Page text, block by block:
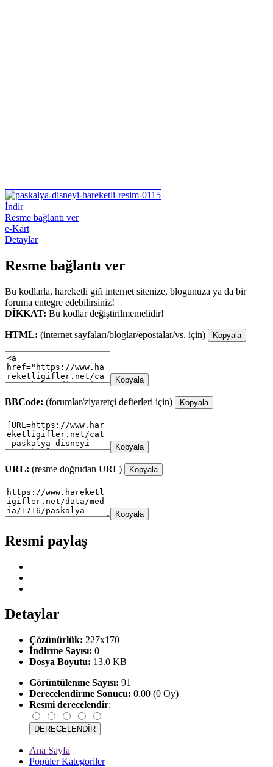
İndir
Resme bağlantı ver
e-Kart
Detaylar
Resme bağlantı ver
Bu kodlarla, hareketli gifi internet sitenize, blogunuza ya da bir
foruma entegre edebilirsiniz!
DİKKAT: Bu kodlar değiştirilmemelidir!
HTML: (internet sayfaları/bloglar/epostalar/vs. için) Kopyala
Kopyala
BBCode: (forumlar/ziyaretçi defterleri için) Kopyala
Kopyala
URL: (resme doğrudan URL) Kopyala
Kopyala
Resmi paylaş
Detaylar
Çözünürlük: 227x170
İndirme Sayısı: 0
Dosya Boyutu: 13.0 KB
Görüntülenme Sayısı: 91
Derecelendirme Sonucu: 0.00 (0 Oy)
Resmi derecelendir:
Ana Sayfa
Popüler Kategoriler